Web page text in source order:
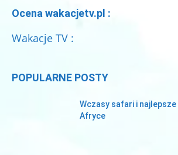
Ocena wakacjetv.pl :
Wakacje TV :
POPULARNE POSTY
Wczasy safari i najlepsze
Afryce